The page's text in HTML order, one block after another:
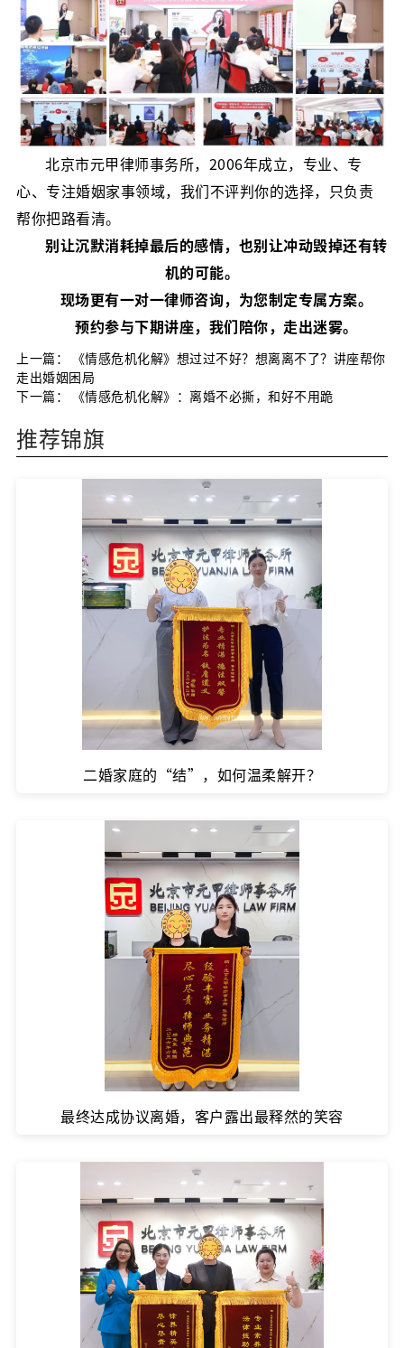
北京市元甲律师事务所，2006年成立，专业、专
心、专注婚姻家事领域，我们不评判你的选择，只负责
帮你把路看清。
别让沉默消耗掉最后的感情，也别让冲动毁掉还有转
机的可能。
现场更有一对一律师咨询，为您制定专属方案。
预约参与下期讲座，我们陪你，走出迷雾。
上一篇：
《情感危机化解》想过过不好？想离离不了？讲座帮你
走出婚姻困局
下一篇：
《情感危机化解》：离婚不必撕，和好不用跪
推荐锦旗
二婚家庭的“结”，如何温柔解开？
最终达成协议离婚，客户露出最释然的笑容